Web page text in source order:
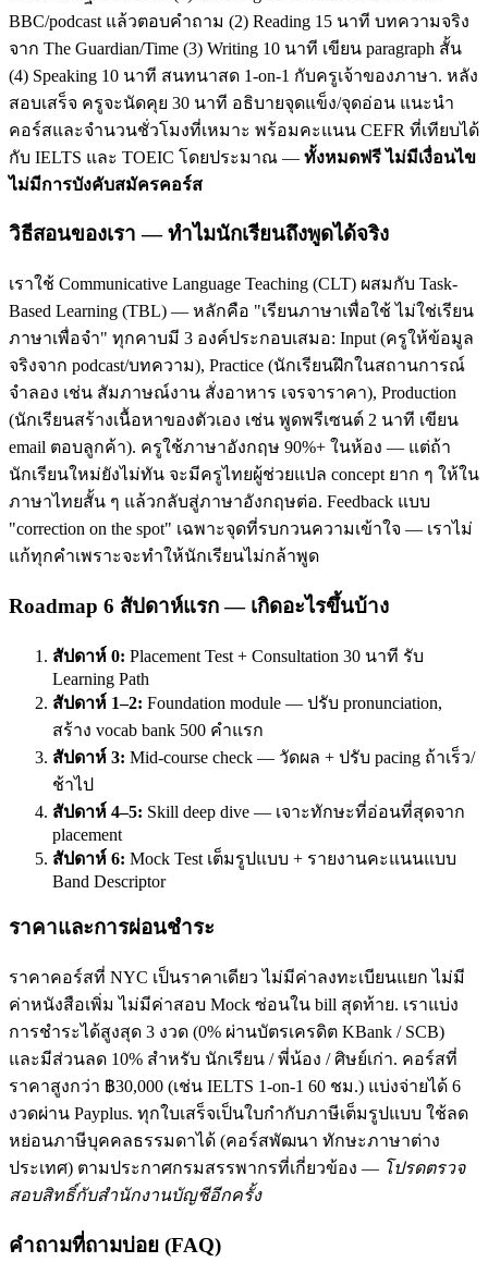
BBC/podcast แล้วตอบคำถาม (2) Reading 15 นาที บทความจริง
จาก The Guardian/Time (3) Writing 10 นาที เขียน paragraph สั้น
(4) Speaking 10 นาที สนทนาสด 1-on-1 กับครูเจ้าของภาษา. หลัง
สอบเสร็จ ครูจะนัดคุย 30 นาที อธิบายจุดแข็ง/จุดอ่อน แนะนำ
คอร์สและจำนวนชั่วโมงที่เหมาะ พร้อมคะแนน CEFR ที่เทียบได้
กับ IELTS และ TOEIC โดยประมาณ — ทั้งหมดฟรี ไม่มีเงื่อนไข
ไม่มีการบังคับสมัครคอร์ส
วิธีสอนของเรา — ทำไมนักเรียนถึงพูดได้จริง
เราใช้ Communicative Language Teaching (CLT) ผสมกับ Task-
Based Learning (TBL) — หลักคือ "เรียนภาษาเพื่อใช้ ไม่ใช่เรียน
ภาษาเพื่อจำ" ทุกคาบมี 3 องค์ประกอบเสมอ: Input (ครูให้ข้อมูล
จริงจาก podcast/บทความ), Practice (นักเรียนฝึกในสถานการณ์
จำลอง เช่น สัมภาษณ์งาน สั่งอาหาร เจรจาราคา), Production
(นักเรียนสร้างเนื้อหาของตัวเอง เช่น พูดพรีเซนต์ 2 นาที เขียน
email ตอบลูกค้า). ครูใช้ภาษาอังกฤษ 90%+ ในห้อง — แต่ถ้า
นักเรียนใหม่ยังไม่ทัน จะมีครูไทยผู้ช่วยแปล concept ยาก ๆ ให้ใน
ภาษาไทยสั้น ๆ แล้วกลับสู่ภาษาอังกฤษต่อ. Feedback แบบ
"correction on the spot" เฉพาะจุดที่รบกวนความเข้าใจ — เราไม่
แก้ทุกคำเพราะจะทำให้นักเรียนไม่กล้าพูด
Roadmap 6 สัปดาห์แรก — เกิดอะไรขึ้นบ้าง
สัปดาห์ 0: Placement Test + Consultation 30 นาที รับ
Learning Path
สัปดาห์ 1–2: Foundation module — ปรับ pronunciation,
สร้าง vocab bank 500 คำแรก
สัปดาห์ 3: Mid-course check — วัดผล + ปรับ pacing ถ้าเร็ว/
ช้าไป
สัปดาห์ 4–5: Skill deep dive — เจาะทักษะที่อ่อนที่สุดจาก
placement
สัปดาห์ 6: Mock Test เต็มรูปแบบ + รายงานคะแนนแบบ
Band Descriptor
ราคาและการผ่อนชำระ
ราคาคอร์สที่ NYC เป็นราคาเดียว ไม่มีค่าลงทะเบียนแยก ไม่มี
ค่าหนังสือเพิ่ม ไม่มีค่าสอบ Mock ซ่อนใน bill สุดท้าย. เราแบ่ง
การชำระได้สูงสุด 3 งวด (0% ผ่านบัตรเครดิต KBank / SCB)
และมีส่วนลด 10% สำหรับ นักเรียน / พี่น้อง / ศิษย์เก่า. คอร์สที่
ราคาสูงกว่า ฿30,000 (เช่น IELTS 1-on-1 60 ชม.) แบ่งจ่ายได้ 6
งวดผ่าน Payplus. ทุกใบเสร็จเป็นใบกำกับภาษีเต็มรูปแบบ ใช้ลด
หย่อนภาษีบุคคลธรรมดาได้ (คอร์สพัฒนา ทักษะภาษาต่าง
ประเทศ) ตามประกาศกรมสรรพากรที่เกี่ยวข้อง — โปรดตรวจ
สอบสิทธิ์กับสำนักงานบัญชีอีกครั้ง
คำถามที่ถามบ่อย (FAQ)